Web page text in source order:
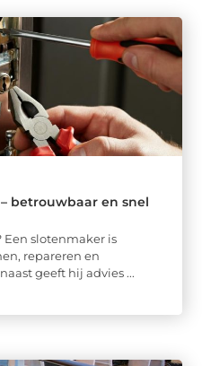
betrouwbaar en snel
Een slotenmaker is
repareren en
geeft hij advies ...